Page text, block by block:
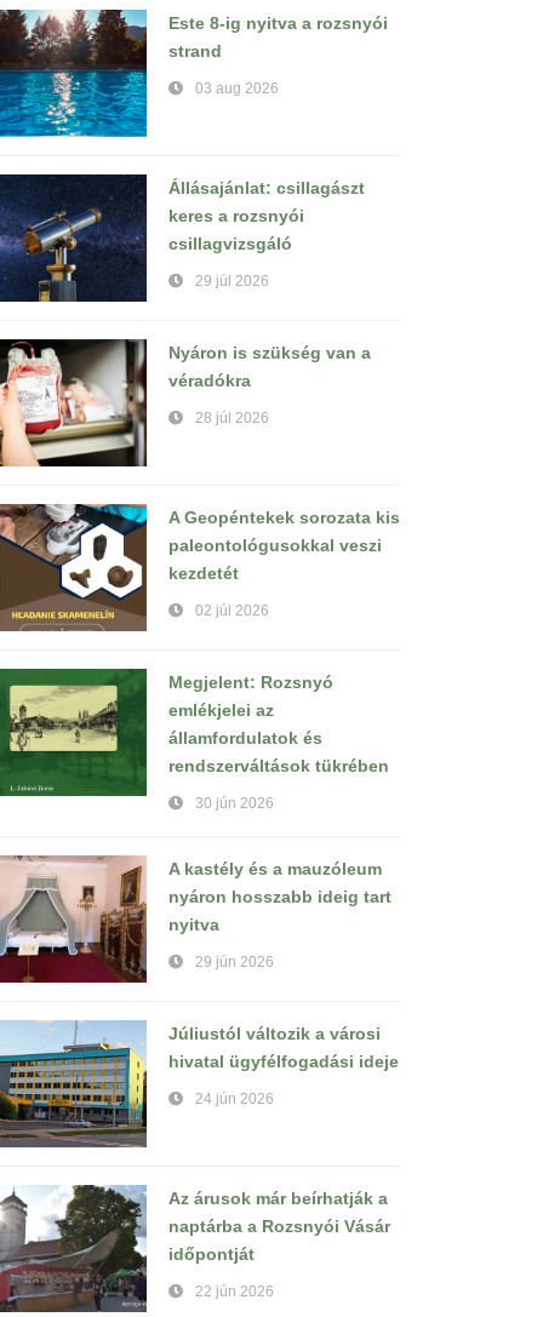
Este 8-ig nyitva a rozsnyói
strand
03 aug 2026
Állásajánlat: csillagászt
keres a rozsnyói
csillagvizsgáló
29 júl 2026
Nyáron is szükség van a
véradókra
28 júl 2026
A Geopéntekek sorozata kis
paleontológusokkal veszi
kezdetét
02 júl 2026
Megjelent: Rozsnyó
emlékjelei az
államfordulatok és
rendszerváltások tükrében
30 jún 2026
A kastély és a mauzóleum
nyáron hosszabb ideig tart
nyitva
29 jún 2026
Júliustól változik a városi
hivatal ügyfélfogadási ideje
24 jún 2026
Az árusok már beírhatják a
naptárba a Rozsnyói Vásár
időpontját
22 jún 2026